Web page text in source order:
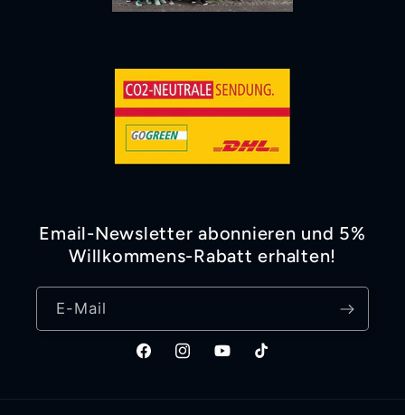
Email-Newsletter abonnieren und 5%
Willkommens-Rabatt erhalten!
E-Mail
FacebookInstagramYouTubeTikTok